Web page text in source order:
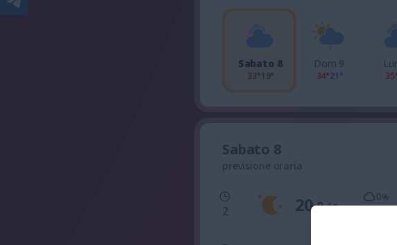
Sabato 8
33°19°
Dom 9
34°21°
Sabato 8
previsione oraria
2 20.8°C
0%